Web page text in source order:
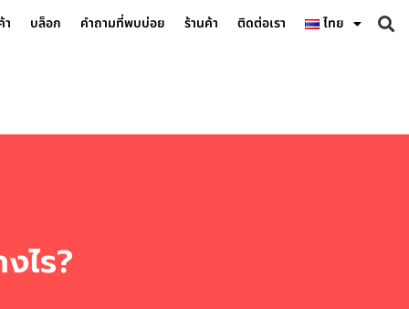
บล็อก คำถามที่พบบ่อย ร้านค้า ติดต่อเรา ไทย
ไร?